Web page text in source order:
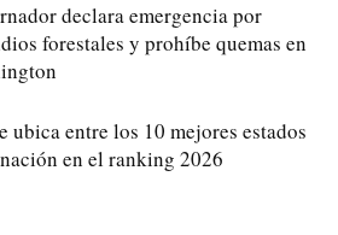
declara emergencia por
forestales y prohíbe quemas en
ubica entre los 10 mejores estados
en el ranking 2026